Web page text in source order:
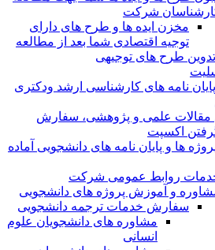
شرکت
مخزن ایده ها و طرح های دارای
توجیه اقتصادی شما بعد از مطالعه
طرح های توجیهی
نامه های کارشناسی ارشد ودکتری
مقالات علمی و پژوهشی، سفارش
ها و پایان نامه های دانشجویی آماده
روابط عمومی شرکت
و آموزش پروژه های دانشجویی
سفارش خدمات ترجمه دانشجویی
مشاوره های دانشجویان علوم
انسانی